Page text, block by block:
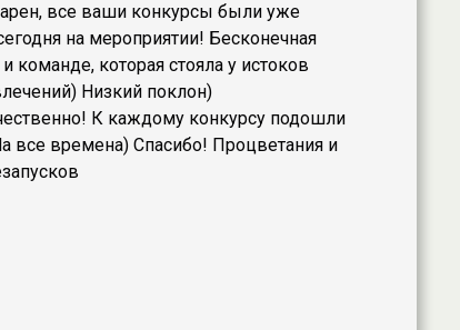
все ваши конкурсы были уже
на мероприятии! Бесконечная
команде, которая стояла у истоков
Низкий поклон)
К каждому конкурсу подошли
все времена) Спасибо! Процветания и